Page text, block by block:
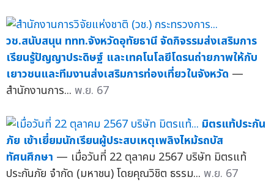
วช.สนับสนุน ททท.จังหวัดอุทัยธานี จัดกิจรรมส่งเสริมการ
เรียนรู้ปัญญาประดิษฐ์ และเทคโนโลยีโดรนถ่ายภาพให้กับ
เยาวชนและทีมงานส่งเสริมการท่องเที่ยวในจังหวัด —
สำนักงานการ... พ.ย. 67
มิตรแท้ประกัน
ภัย เข้าเยี่ยมนักเรียนผู้ประสบเหตุเพลิงไหม้รถบัส
ทัศนศึกษา — เมื่อวันที่ 22 ตุลาคม 2567 บริษัท มิตรแท้
ประกันภัย จำกัด (มหาชน) โดยคุณวิชิต ธรรม... พ.ย. 67